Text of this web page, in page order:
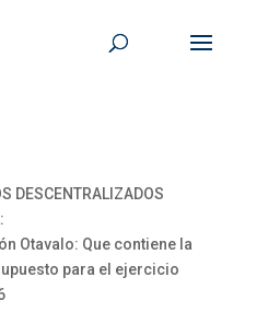
DESCENTRALIZADOS
Otavalo: Que contiene la
para el ejercicio